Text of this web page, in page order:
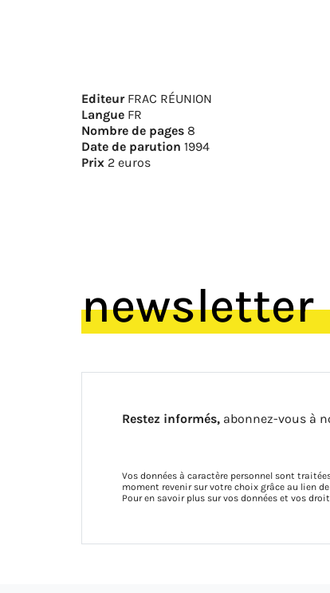
Editeur FRAC RÉUNION
Langue FR
Nombre de pages 8
Date de parution 1994
Prix 2 euros
newsletter
Restez informés, abonnez-vous à
Vos données à caractère personnel sont
moment revenir sur votre choix grâce au lien
Pour en savoir plus sur vos données et vos